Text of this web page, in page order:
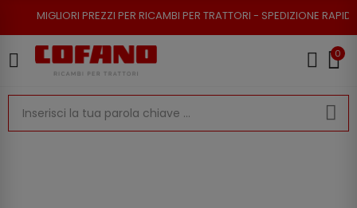
PREZZI PER RICAMBI PER TRATTORI - SPEDIZIONE RAPIDA - RESO
0